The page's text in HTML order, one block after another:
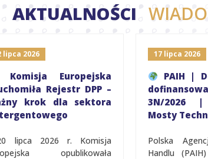
AKTUALNOŚCI
lipca 2026
Komisja Europejska
Rejestr DPP –
krok dla sektora
lipca 2026 r. Komisja
opublikowała
17 lipca 2026
PAIH |
3N/2026
Mosty
Polska
Handlu